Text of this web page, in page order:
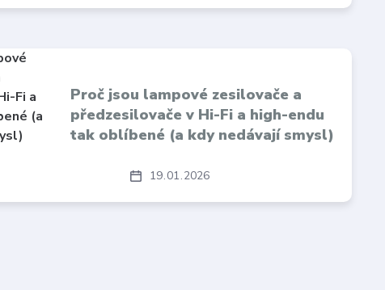
19 01 2026
Proč jsou lampové zesilovače a
předzesilovače v Hi-Fi a high-endu
tak oblíbené (a kdy nedávají smysl)